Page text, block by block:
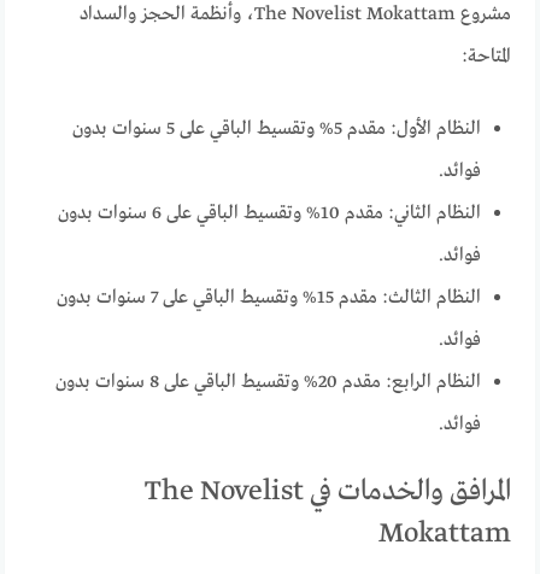
مشروع The Novelist Mokattam، وأنظمة الحجز والسداد
المتاحة:
النظام الأول: مقدم 5% وتقسيط الباقي على 5 سنوات بدون
فوائد.
النظام الثاني: مقدم 10% وتقسيط الباقي على 6 سنوات بدون
فوائد.
النظام الثالث: مقدم 15% وتقسيط الباقي على 7 سنوات بدون
فوائد.
النظام الرابع: مقدم 20% وتقسيط الباقي على 8 سنوات بدون
فوائد.
المرافق والخدمات في The Novelist
Mokattam